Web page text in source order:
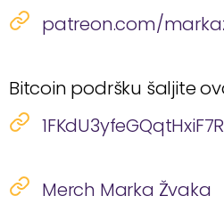
patreon.com/
Bitcoin podršku šaljite
Merch Marka Žvaka